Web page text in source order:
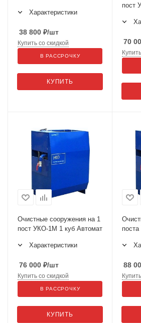
Характеристики
38 800 ₽/шт
КУПИТЬ
Купить со скидкой
В РАССРОЧКУ
пост
70
Очистные сооружения на 1
пост УКО-1М 1 куб Автомат
Характеристики
76 000 ₽/шт
КУПИТЬ
Купить со скидкой
В РАССРОЧКУ
88